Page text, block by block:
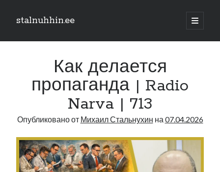
stalnuhhin.ee
отрыть
Боковая
панель
В мире
Интервью
Книга
Личное
Как делается
пропаганда | Radio
Narva | 713
Опубликовано от Михаил Стальнухин на 07.04.2026